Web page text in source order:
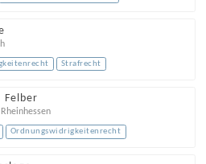
Strafrecht
Felber
Ordnungswidrigkeitenrecht